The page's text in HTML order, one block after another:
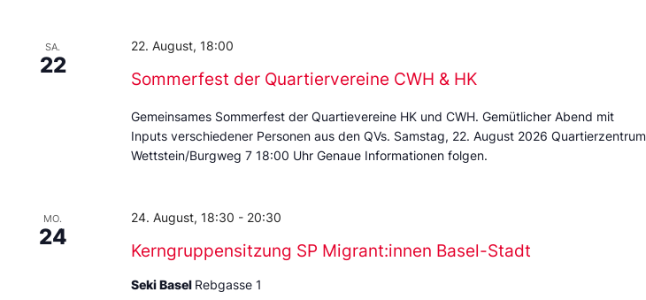
SA.
22
Sommerfest der Quartiervereine CWH & HK
22. August, 18:00
Gemeinsames Sommerfest der Quartievereine HK und CWH. Gemütlicher Abend mit
Inputs verschiedener Personen aus den QVs. Samstag, 22. August 2026 Quartierzentrum
Wettstein/Burgweg 7 18:00 Uhr Genaue Informationen folgen.
MO.
24
Kerngruppensitzung SP Migrant:innen Basel-Stadt
24. August, 18:30 - 20:30
Seki Basel Rebgasse 1